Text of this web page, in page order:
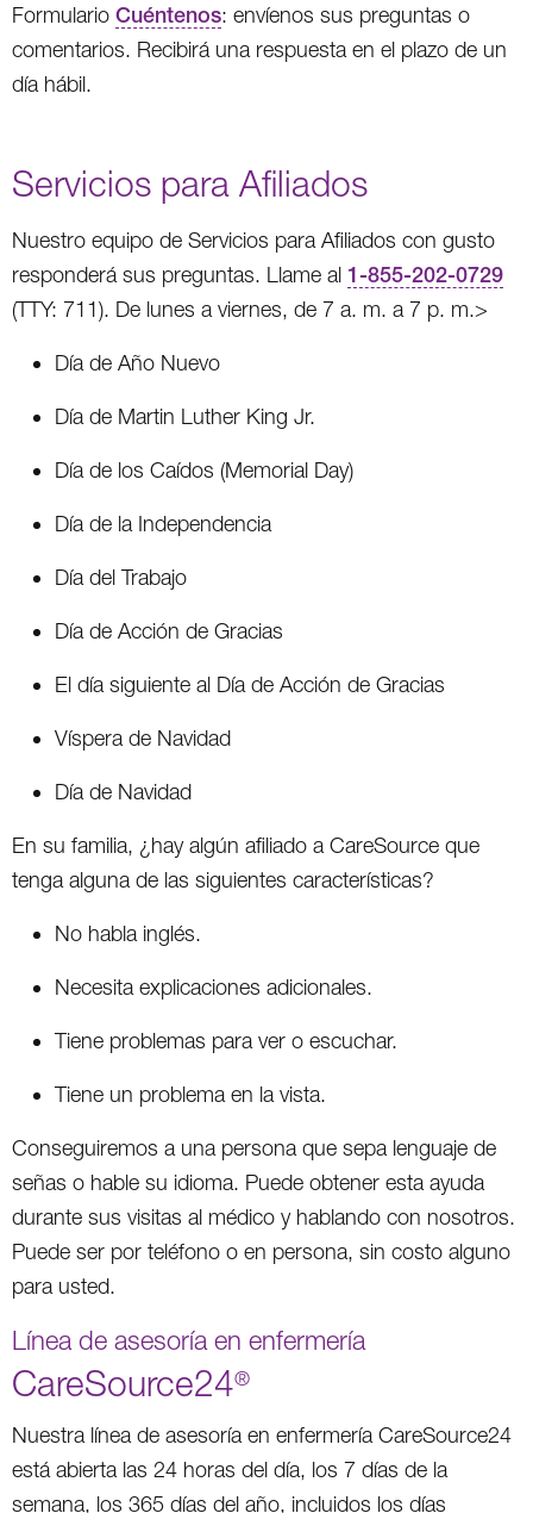
Formulario Cuéntenos: envíenos sus preguntas o
comentarios. Recibirá una respuesta en el plazo de un
día hábil.
Servicios para Afiliados
Nuestro equipo de Servicios para Afiliados con gusto
responderá sus preguntas. Llame al 1-855-202-0729
(TTY: 711). De lunes a viernes, de 7 a. m. a 7 p. m.>
Día de Año Nuevo
Día de Martin Luther King Jr.
Día de los Caídos (Memorial Day)
Día de la Independencia
Día del Trabajo
Día de Acción de Gracias
El día siguiente al Día de Acción de Gracias
Víspera de Navidad
Día de Navidad
En su familia, ¿hay algún afiliado a CareSource que
tenga alguna de las siguientes características?
No habla inglés.
Necesita explicaciones adicionales.
Tiene problemas para ver o escuchar.
Tiene un problema en la vista.
Conseguiremos a una persona que sepa lenguaje de
señas o hable su idioma. Puede obtener esta ayuda
durante sus visitas al médico y hablando con nosotros.
Puede ser por teléfono o en persona, sin costo alguno
para usted.
Línea de asesoría en enfermería
CareSource24®
Nuestra línea de asesoría en enfermería CareSource24
está abierta las 24 horas del día, los 7 días de la
semana, los 365 días del año, incluidos los días